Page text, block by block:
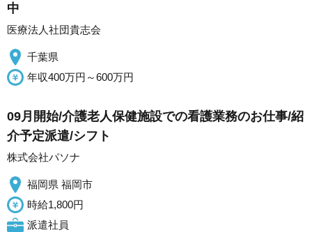
中
医療法人社団貴志会
千葉県
年収400万円～600万円
09月開始/介護老人保健施設での看護業務のお仕事/紹
介予定派遣/シフト
株式会社パソナ
福岡県 福岡市
時給1,800円
派遣社員